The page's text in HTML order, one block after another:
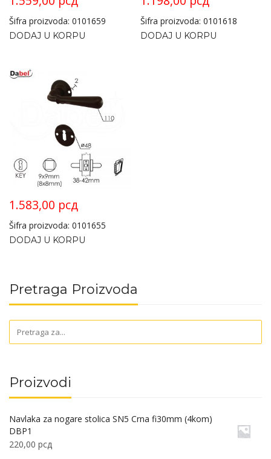
Šifra proizvoda: 0101659
DODAJ U KORPU
Šifra proizvoda: 0101618
DODAJ U KORPU
1.583,00 рсд
Šifra proizvoda: 0101655
DODAJ U KORPU
Pretraga Proizvoda
Proizvodi
Navlaka za nogare stolica SN5 Crna fi30mm (4kom)
DBP1
220,00 рсд